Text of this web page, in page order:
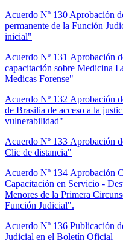
Acuerdo Nº 130 Aprobación
permanente de la Función
inicial"
Acuerdo Nº 131 Aprobación
capacitación sobre Medicina
Medicas Forense"
Acuerdo Nº 132 Aprobación
de Brasilia de acceso a la
vulnerabilidad"
Acuerdo Nº 133 Aprobación
Clic de distancia"
Acuerdo Nº 134 Aprobación
Capacitación en Servicio -
Menores de la Primera
Función Judicial".
Acuerdo Nº 136 Publicación
Judicial en el Boletín Oficial